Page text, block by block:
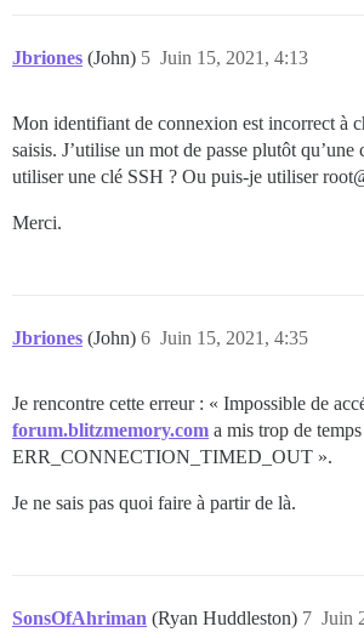
Jbriones (John) Juin 15, 2021, 4:13
5
Mon identifiant de connexion est incorrect à
saisis. J’utilise un mot de passe plutôt
utiliser une clé SSH ? Ou puis-je utiliser
Merci.
Jbriones (John) Juin 15, 2021, 4:35
6
Je rencontre cette erreur : « Impossible de
forum.blitzmemory.com a mis trop de
ERR_CONNECTION_TIMED_OUT ».
Je ne sais pas quoi faire à partir de là.
SonsOfAhriman (Ryan Huddleston) Juin
7